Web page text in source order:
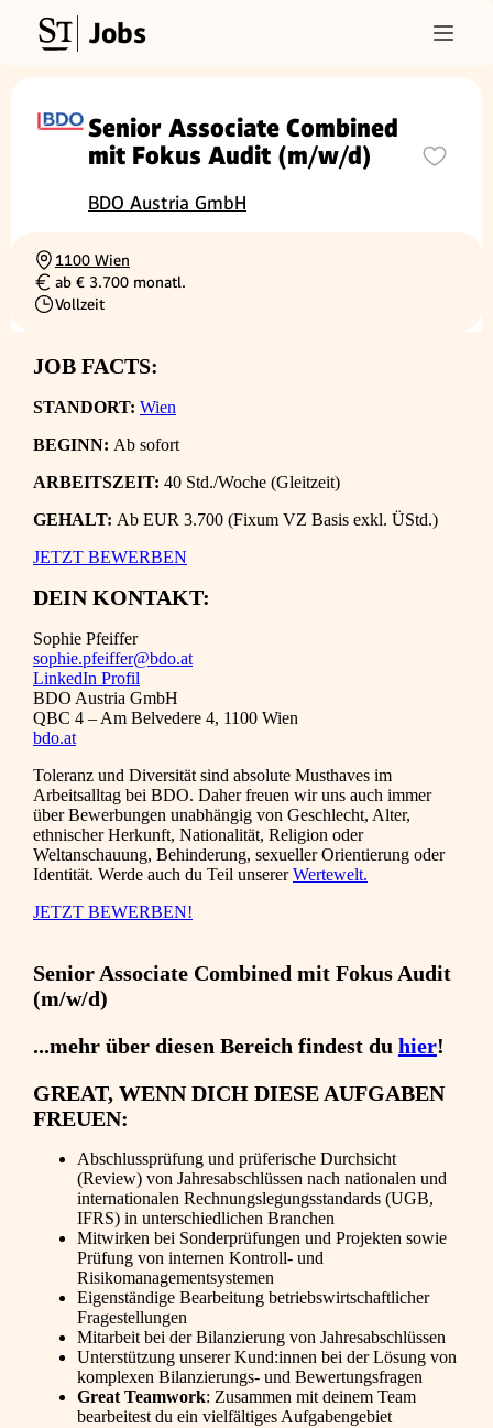
Jobs
Senior Associate Combined
mit Fokus Audit (m/w/d)
BDO Austria GmbH
Ortschaft
1100 Wien
Gehalt
ab € 3.700 monatl.
Beschäftigungsart
Vollzeit
JOB FACTS:
STANDORT: Wien
BEGINN: Ab sofort
ARBEITSZEIT: 40 Std./Woche (Gleitzeit)
GEHALT: Ab EUR 3.700 (Fixum VZ Basis exkl. ÜStd.)
JETZT BEWERBEN
DEIN KONTAKT:
Sophie Pfeiffer
sophie.pfeiffer@bdo.at
LinkedIn Profil
BDO Austria GmbH
QBC 4 – Am Belvedere 4, 1100 Wien
bdo.at
Toleranz und Diversität sind absolute Musthaves im
Arbeitsalltag bei BDO. Daher freuen wir uns auch immer
über Bewerbungen unabhängig von Geschlecht, Alter,
ethnischer Herkunft, Nationalität, Religion oder
Weltanschauung, Behinderung, sexueller Orientierung oder
Identität. Werde auch du Teil unsererWertewelt.
JETZT BEWERBEN!
Senior Associate Combined mit Fokus Audit
(m/w/d)
...mehr über diesen Bereich findest du hier!
GREAT, WENN DICH DIESE AUFGABEN
FREUEN:
Abschlussprüfung und prüferische Durchsicht
(Review) von Jahresabschlüssen nach nationalen und
internationalen Rechnungslegungsstandards (UGB,
IFRS) in unterschiedlichen Branchen
Mitwirken bei Sonderprüfungen und Projekten sowie
Prüfung von internen Kontroll- und
Risikomanagementsystemen
Eigenständige Bearbeitung betriebswirtschaftlicher
Fragestellungen
Mitarbeit bei der Bilanzierung von Jahresabschlüssen
Unterstützung unserer Kund:innen bei der Lösung von
komplexen Bilanzierungs- und Bewertungsfragen
Great Teamwork: Zusammen mit deinem Team
bearbeitest du ein vielfältiges Aufgabengebiet